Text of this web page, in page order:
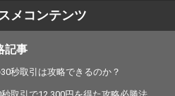
メコンテンツ
記事
秒取引は攻略できるのか？